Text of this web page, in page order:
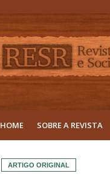
HOME SOBRE A REVISTA
ARTIGO ORIGINAL